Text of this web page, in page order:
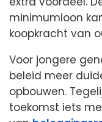
minimumloon
koopkracht van
Voor jongere
beleid meer
opbouwen.
toekomst iets